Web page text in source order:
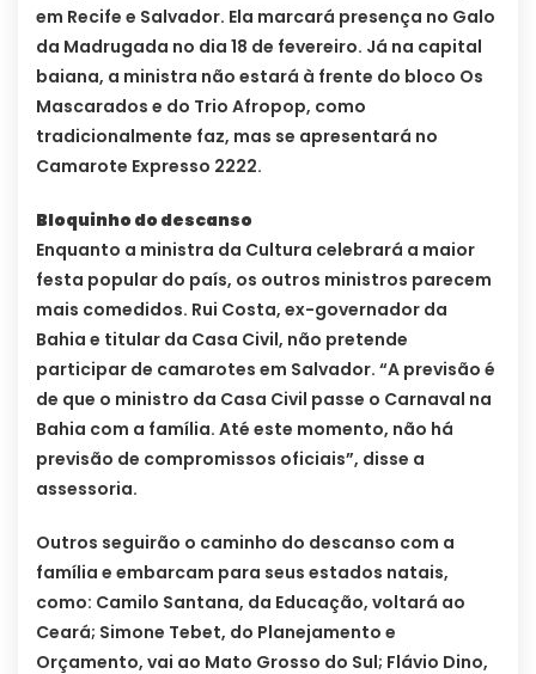
em Recife e Salvador. Ela marcará presença no Galo
da Madrugada no dia 18 de fevereiro. Já na capital
baiana, a ministra não estará à frente do bloco Os
Mascarados e do Trio Afropop, como
tradicionalmente faz, mas se apresentará no
Camarote Expresso 2222.
Bloquinho do descanso
Enquanto a ministra da Cultura celebrará a maior
festa popular do país, os outros ministros parecem
mais comedidos. Rui Costa, ex-governador da
Bahia e titular da Casa Civil, não pretende
participar de camarotes em Salvador. “A previsão é
de que o ministro da Casa Civil passe o Carnaval na
Bahia com a família. Até este momento, não há
previsão de compromissos oficiais”, disse a
assessoria.
Outros seguirão o caminho do descanso com a
família e embarcam para seus estados natais,
como: Camilo Santana, da Educação, voltará ao
Ceará; Simone Tebet, do Planejamento e
Orçamento, vai ao Mato Grosso do Sul; Flávio Dino,